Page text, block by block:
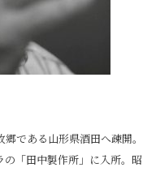
である山形県酒田へ疎開。
「田中製作所」に入所。昭